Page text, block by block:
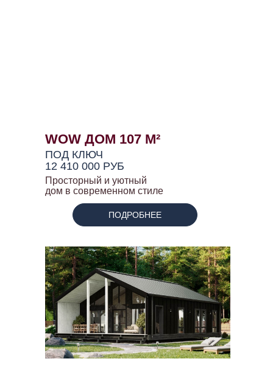
WOW ДОМ 107 М²
ПОД КЛЮЧ
12 410 000 РУБ
Просторный и уютный
дом в современном стиле
ПОДРОБНЕЕ